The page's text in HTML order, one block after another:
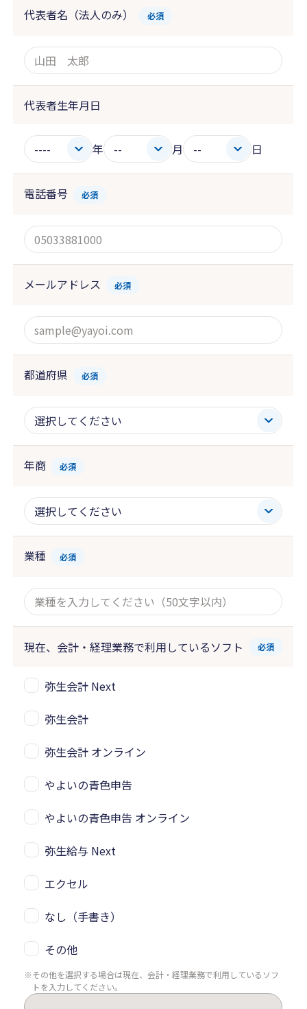
代表者名（法人のみ） 必須
代表者生年月日
年 月 日
電話番号 必須
メールアドレス 必須
都道府県 必須
年商 必須
業種 必須
現在、会計・経理業務で利用しているソフト 必須
弥生会計 Next
弥生会計
弥生会計 オンライン
やよいの青色申告
やよいの青色申告 オンライン
弥生給与 Next
エクセル
なし（手書き）
その他
その他を選択する場合は現在、会計・経理業務で利用しているソフ
トを入力してください。